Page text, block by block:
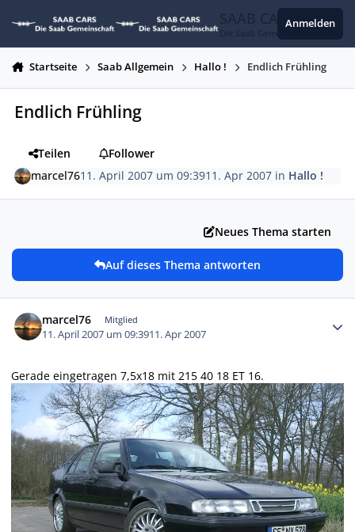
SAAB CARS
Die Saab Gemeinschaft
Anmelden
Startseite Saab Allgemein Hallo ! Endlich Frühling
Endlich Frühling
Teilen
Follower
marcel7611. April 2007 um 09:3911. Apr 2007 in Hallo !
Neues Thema starten
Auf dieses Thema antworten
marcel76 Mitglied
11. April 2007 um 09:3911. Apr 2007
Gerade eingetragen 7,5x18 mit 215 40 18 ET 16.